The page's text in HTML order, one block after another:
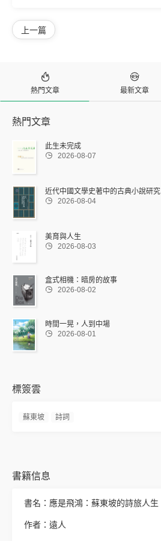
上一篇

熱門文章

最新文章
熱門文章
此生未完成
 2026-08-07
近代中國文學史著中的古典小說研究
 2026-08-04
美育與人生
 2026-08-03
盒式相機：暗房的故事
 2026-08-02
時間一晃，人到中場
 2026-08-01
標簽雲
蘇東坡 詩詞
書籍信息
書名：應是飛鴻：蘇東坡的詩旅人生
作者：遠人